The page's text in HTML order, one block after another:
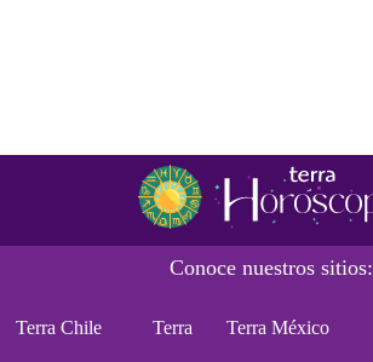
Conoce nuestros sitios:
Terra Chile Terra Terra México